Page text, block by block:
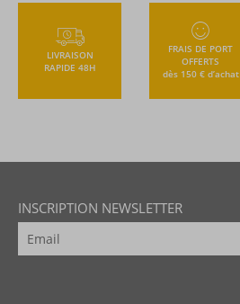
LIVRAISON
RAPIDE 48H
FRAIS DE PORT
OFFERTS
dès 150 € d’achat
INSCRIPTION NEWSLETTER